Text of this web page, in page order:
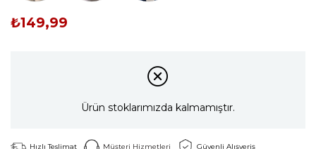
₺149,99
Ürün stoklarımızda kalmamıştır.
Hızlı Teslimat Müşteri Hizmetleri Güvenli Alışveriş